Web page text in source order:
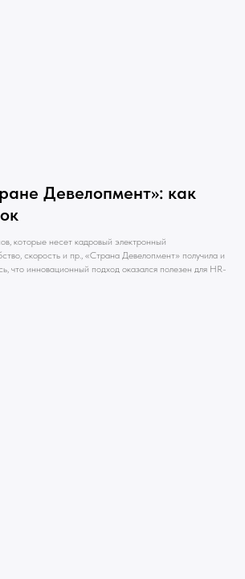
Девелопмент»: как
которые несет кадровый электронный
скорость и пр., «Страна Девелопмент» получила и
что инновационный подход оказался полезен для HR-